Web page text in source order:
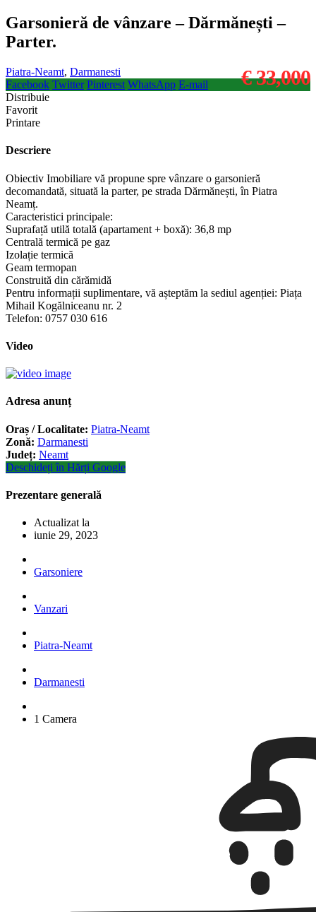
Garsonieră de vânzare – Dărmănești –
Parter.
€ 33,000
Piatra-Neamt, Darmanesti
Facebook Twitter Pinterest WhatsApp E-mail
Distribuie
Favorit
Printare
Descriere
Obiectiv Imobiliare vă propune spre vânzare o garsonieră
decomandată, situată la parter, pe strada Dărmănești, în Piatra
Neamț.
Caracteristici principale:
Suprafață utilă totală (apartament + boxă): 36,8 mp
Centrală termică pe gaz
Izolație termică
Geam termopan
Construită din cărămidă
Pentru informații suplimentare, vă așteptăm la sediul agenției: Piața
Mihail Kogălniceanu nr. 2
Telefon: 0757 030 616
Video
Adresa anunț
Oraș / Localitate: Piatra-Neamt
Zonă: Darmanesti
Județ: Neamt
Deschideți în Hărți Google
Prezentare generală
Actualizat la
iunie 29, 2023
Garsoniere
Vanzari
Piatra-Neamt
Darmanesti
1 Camera